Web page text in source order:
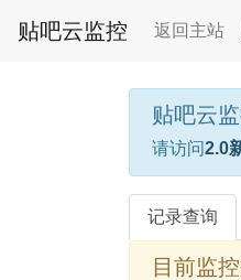
贴吧云监控 返回主站
贴吧云
请访问2.0
记录查询
目前监